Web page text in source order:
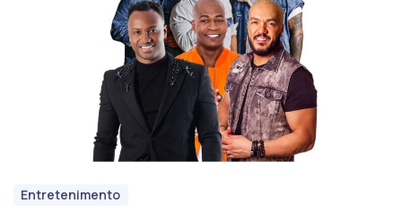
Entretenimento